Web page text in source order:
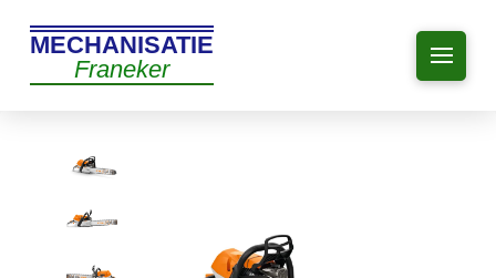
MECHANISATIE
Franeker